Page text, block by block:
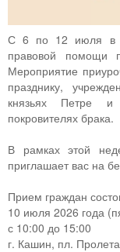
С 6 по 12 июля в
правовой помощи
Мероприятие
празднику,
князьях Петре и
покровителях брака.
В рамках этой
приглашает вас на
Прием граждан
10 июля 2026 года
с 10:00 до 15:00
г. Кашин, пл.